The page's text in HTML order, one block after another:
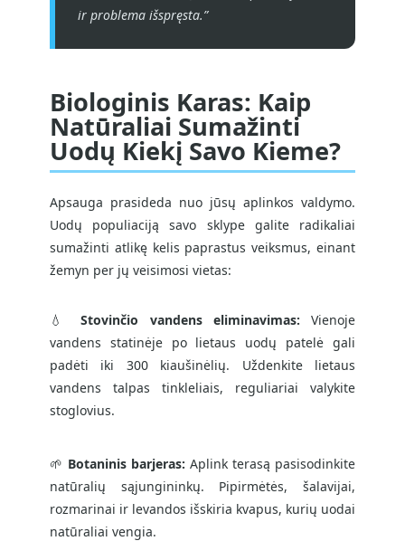
ir problema išspręsta.”
Biologinis Karas: Kaip
Natūraliai Sumažinti
Uodų Kiekį Savo Kieme?
Apsauga prasideda nuo jūsų aplinkos valdymo.
Uodų populiaciją savo sklype galite radikaliai
sumažinti atlikę kelis paprastus veiksmus, einant
žemyn per jų veisimosi vietas:
💧Stovinčio vandens eliminavimas: Vienoje
vandens statinėje po lietaus uodų patelė gali
padėti iki 300 kiaušinėlių. Uždenkite lietaus
vandens talpas tinkleliais, reguliariai valykite
stoglovius.
🌱 Botaninis barjeras: Aplink terasą pasisodinkite
natūralių sąjungininkų. Pipirmėtės, šalavijai,
rozmarinai ir levandos išskiria kvapus, kurių uodai
natūraliai vengia.